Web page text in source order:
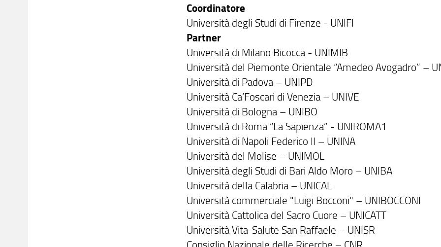
Coordinatore
Università degli Studi di Firenze - UNIFI
Partner
Università di Milano Bicocca - UNIMIB
Università del Piemonte Orientale “Amedeo Avogadro” –
Università di Padova – UNIPD
Università Ca’Foscari di Venezia – UNIVE
Università di Bologna – UNIBO
Università di Roma “La Sapienza” - UNIROMA1
Università di Napoli Federico II – UNINA
Università del Molise – UNIMOL
Università degli Studi di Bari Aldo Moro – UNIBA
Università della Calabria – UNICAL
Università commerciale "Luigi Bocconi" – UNIBOCCONI
Università Cattolica del Sacro Cuore – UNICATT
Università Vita-Salute San Raffaele – UNISR